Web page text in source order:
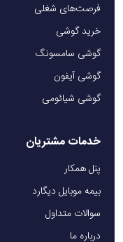
فرصت‌های شغلی
خرید گوشی
گوشی سامسونگ
گوشی آیفون
گوشی شیائومی
خدمات مشتریان
پنل همکار
بیمه موبایل دیگارد
سوالات متداول
درباره ما